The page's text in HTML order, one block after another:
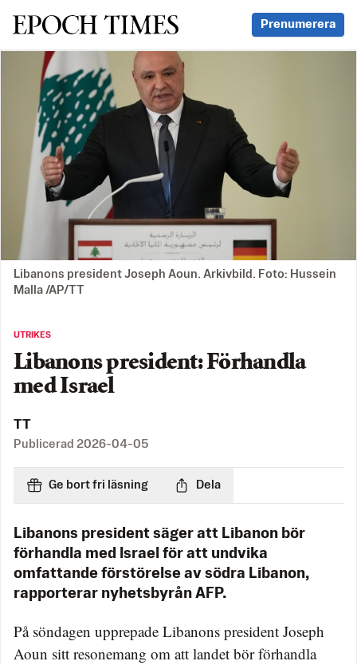
Svenska Epoch Times Prenumerera
Libanons president Joseph Aoun. Arkivbild. Foto: Hussein
Malla /AP/TT
UTRIKES
Libanons president: Förhandla
med Israel
TT
Publicerad 2026-04-05
Ge bort fri läsning Dela
Libanons president säger att Libanon bör
förhandla med Israel för att undvika
omfattande förstörelse av södra Libanon,
rapporterar nyhetsbyrån AFP.
På söndagen upprepade Libanons president Joseph
Aoun sitt resonemang om att landet bör förhandla